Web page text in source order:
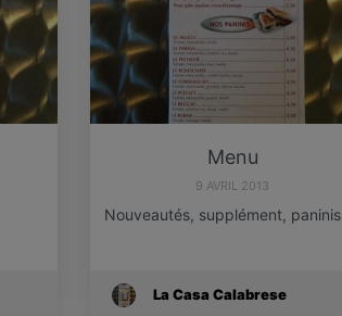
Menu
9 AVRIL 2013
Nouveautés, supplément, paninis
La Casa Calabrese